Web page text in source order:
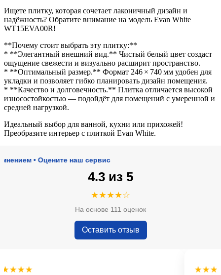
Ищете плитку, которая сочетает лаконичный дизайн и
надёжность? Обратите внимание на модель Evan White
WT15EVA00R!
**Почему стоит выбрать эту плитку:**
* **Элегантный внешний вид.** Чистый белый цвет создаст
ощущение свежести и визуально расширит пространство.
* **Оптимальный размер.** Формат 246 × 740 мм удобен для
укладки и позволяет гибко планировать дизайн помещения.
* **Качество и долговечность.** Плитка отличается высокой
износостойкостью — подойдёт для помещений с умеренной и
средней нагрузкой.
Идеальный выбор для ванной, кухни или прихожей!
Преобразите интерьер с плиткой Evan White.
• Оцените наш сервис
4.3 из 5
★★★★☆
На основе 111 оценок
Оставить отзыв
★★★★★